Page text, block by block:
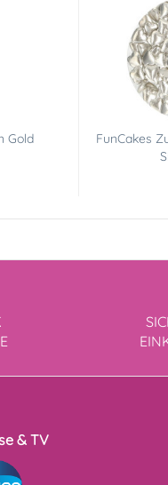
Gold
FunCakes
& TV